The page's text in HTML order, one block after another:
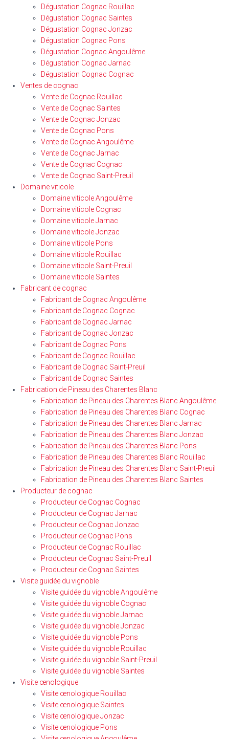
Dégustation Cognac Rouillac
Dégustation Cognac Saintes
Dégustation Cognac Jonzac
Dégustation Cognac Pons
Dégustation Cognac Angoulême
Dégustation Cognac Jarnac
Dégustation Cognac Cognac
Ventes de cognac
Vente de Cognac Rouillac
Vente de Cognac Saintes
Vente de Cognac Jonzac
Vente de Cognac Pons
Vente de Cognac Angoulême
Vente de Cognac Jarnac
Vente de Cognac Cognac
Vente de Cognac Saint-Preuil
Domaine viticole
Domaine viticole Angoulême
Domaine viticole Cognac
Domaine viticole Jarnac
Domaine viticole Jonzac
Domaine viticole Pons
Domaine viticole Rouillac
Domaine viticole Saint-Preuil
Domaine viticole Saintes
Fabricant de cognac
Fabricant de Cognac Angoulême
Fabricant de Cognac Cognac
Fabricant de Cognac Jarnac
Fabricant de Cognac Jonzac
Fabricant de Cognac Pons
Fabricant de Cognac Rouillac
Fabricant de Cognac Saint-Preuil
Fabricant de Cognac Saintes
Fabrication de Pineau des Charentes Blanc
Fabrication de Pineau des Charentes Blanc Angoulême
Fabrication de Pineau des Charentes Blanc Cognac
Fabrication de Pineau des Charentes Blanc Jarnac
Fabrication de Pineau des Charentes Blanc Jonzac
Fabrication de Pineau des Charentes Blanc Pons
Fabrication de Pineau des Charentes Blanc Rouillac
Fabrication de Pineau des Charentes Blanc Saint-Preuil
Fabrication de Pineau des Charentes Blanc Saintes
Producteur de cognac
Producteur de Cognac Cognac
Producteur de Cognac Jarnac
Producteur de Cognac Jonzac
Producteur de Cognac Pons
Producteur de Cognac Rouillac
Producteur de Cognac Saint-Preuil
Producteur de Cognac Saintes
Visite guidée du vignoble
Visite guidée du vignoble Angoulême
Visite guidée du vignoble Cognac
Visite guidée du vignoble Jarnac
Visite guidée du vignoble Jonzac
Visite guidée du vignoble Pons
Visite guidée du vignoble Rouillac
Visite guidée du vignoble Saint-Preuil
Visite guidée du vignoble Saintes
Visite œnologique
Visite œnologique Rouillac
Visite œnologique Saintes
Visite œnologique Jonzac
Visite œnologique Pons